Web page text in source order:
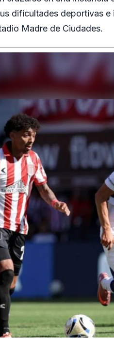
dificultades deportivas
Madre de Ciudades.